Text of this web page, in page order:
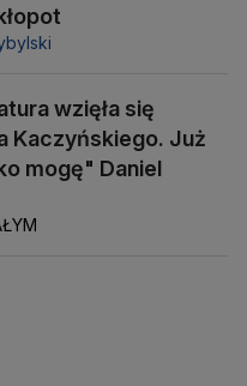
wzięła się
Kaczyńskiego. Już
mogę" Daniel